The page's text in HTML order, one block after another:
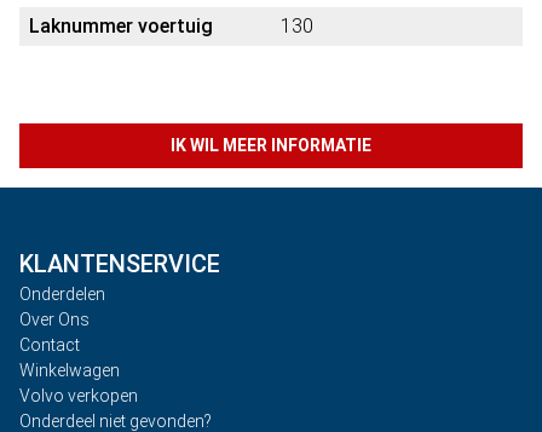
Laknummer voertuig
130
IK WIL MEER INFORMATIE
KLANTENSERVICE
Onderdelen
Over Ons
Contact
Winkelwagen
Volvo verkopen
Onderdeel niet gevonden?